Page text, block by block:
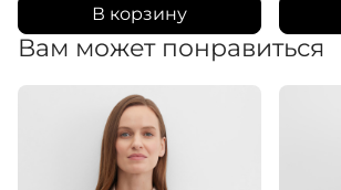
В корзину
Вам может понравиться